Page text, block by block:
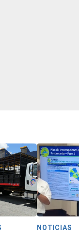
NOTICIAS